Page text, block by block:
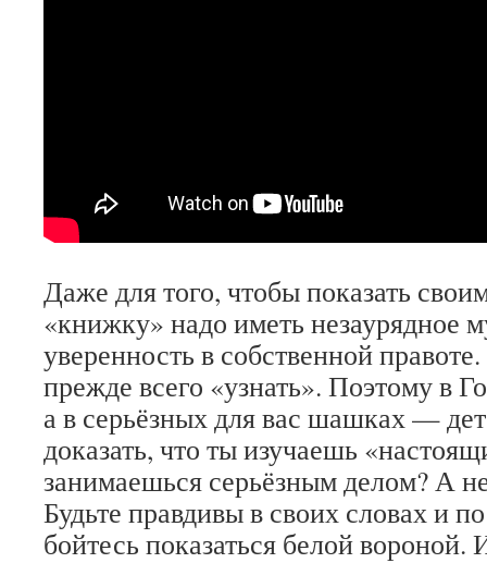
Даже для того, чтобы показать
«книжку» надо иметь незаурядное
уверенность в собственной
прежде всего «узнать». Поэтому в
а в серьёзных для вас шашках —
доказать, что ты изучаешь
занимаешься серьёзным делом? А
Будьте правдивы в своих словах и
бойтесь показаться белой вороной.